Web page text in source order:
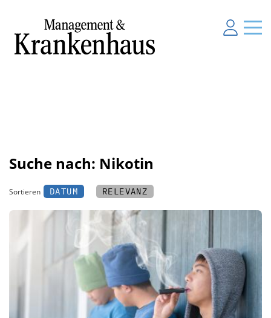
Suche nach: Nikotin
Sortieren DATUM RELEVANZ